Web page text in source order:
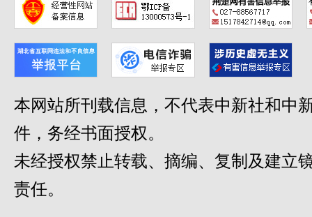
本网站所刊载信息，不代表中新社和中
件，务经书面授权。
未经授权禁止转载、摘编、复制及建立
责任。